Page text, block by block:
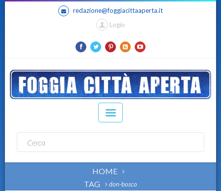
redazione@foggiacittaaperta.it
Login
HOME
TAG
don-bosco